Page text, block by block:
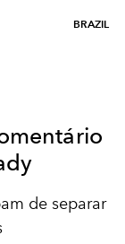
BRAZIL
de separar